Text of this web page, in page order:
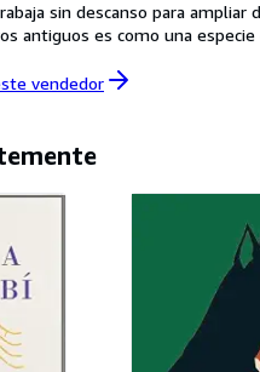
sin descanso para ampliar día a
vendedor